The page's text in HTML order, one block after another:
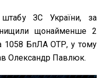
ЗС України, за
щонайменше 2
1058 БпЛА ОТР, у тому
Олександр Павлюк.